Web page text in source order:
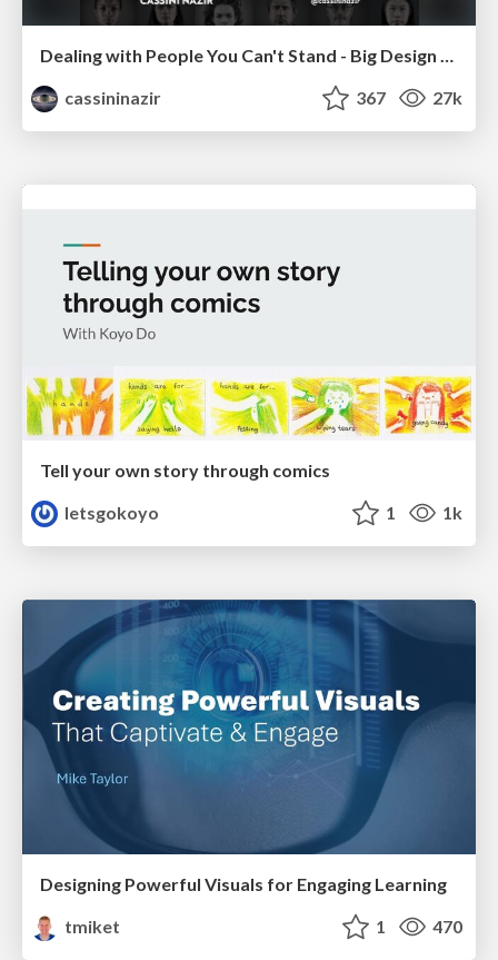
Dealing with People You Can't Stand - Big Design 2015
cassininazir
367 27k
Tell your own story through comics
letsgokoyo
1 1k
Designing Powerful Visuals for Engaging Learning
tmiket
1 470